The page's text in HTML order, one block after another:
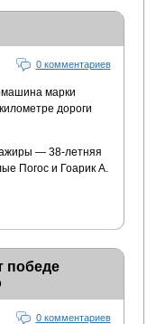
0 комментариев
марки
дороги
— 38-летняя
Погос и Гоарик А.
победе
0 комментариев